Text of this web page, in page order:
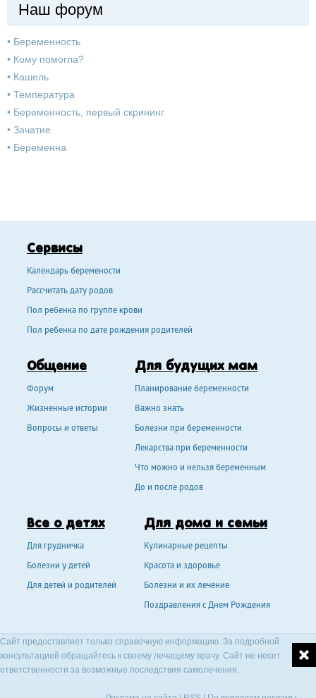
Наш форум
• Беременность
• Кому помогла?
• Кашель
• Температура
• Беременность, первый скрининг
• Зачатие
• Беременна
Сервисы
Календарь беремености
Рассчитать дату родов
Пол ребенка по группе крови
Пол ребенка по дате рождения родителей
Общение
Форум
Жизненные истории
Вопросы и ответы
Для будущих мам
Планирование беременности
Важно знать
Болезни при беременности
Лекарства при беременности
Что можно и нельзя беременным
До и после родов
Все о детях
Для грудничка
Болезни у детей
Для детей и родителей
Для дома и семьи
Кулинарные рецепты
Красота и здоровье
Болезни и их лечение
Поздравления с Днем Рождения
Сайт предоставляет только справочную информацию. За подробной
консультацией обращайтесь к своему лечащему врачу. Сайт не несет
ответственности за возможные последствия самолечения.